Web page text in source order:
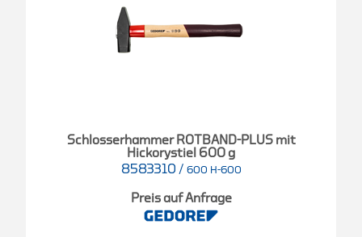
Schlosserhammer ROTBAND-PLUS mit
Hickorystiel 600 g
8583310 / 600 H-600
Preis auf Anfrage